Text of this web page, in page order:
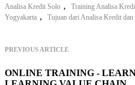
Analisa Kredit Solo , Training Analisa
Yogyakarta , Tujuan dari Analisa Kredit dan
PREVIOUS ARTICLE
ONLINE TRAINING -